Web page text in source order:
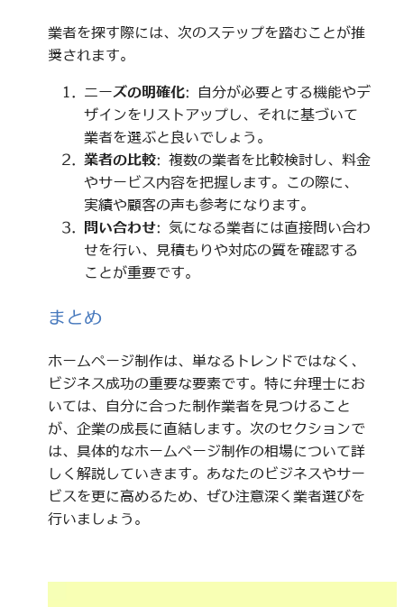
業者を探す際には、次のステップを踏むことが推
奨されます。
ニーズの明確化: 自分が必要とする機能やデ
ザインをリストアップし、それに基づいて
業者を選ぶと良いでしょう。
業者の比較: 複数の業者を比較検討し、料金
やサービス内容を把握します。この際に、
実績や顧客の声も参考になります。
問い合わせ: 気になる業者には直接問い合わ
せを行い、見積もりや対応の質を確認する
ことが重要です。
まとめ
ホームページ制作は、単なるトレンドではなく、
ビジネス成功の重要な要素です。特に弁理士にお
いては、自分に合った制作業者を見つけること
が、企業の成長に直結します。次のセクションで
は、具体的なホームページ制作の相場について詳
しく解説していきます。あなたのビジネスやサー
ビスを更に高めるため、ぜひ注意深く業者選びを
行いましょう。